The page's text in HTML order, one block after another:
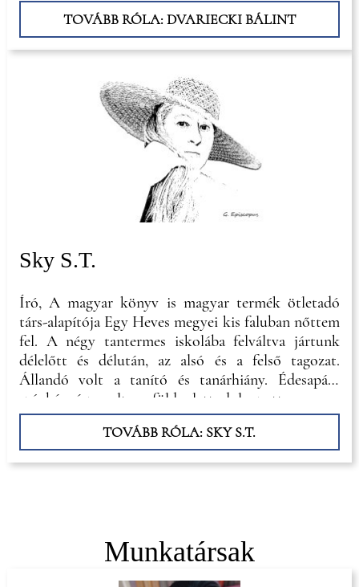
TOVÁBB RÓLA: DVARIECKI BÁLINT
Sky S.T.
Író, A magyar könyv is magyar termék ötletadó
társ-alapítója Egy Heves megyei kis faluban nőttem
fel. A négy tantermes iskolába felváltva jártunk
délelőtt és délután, az alsó és a felső tagozat.
Állandó volt a tanító és tanárhiány. Édesapám
szénbányász volt, a föld alatt dolgozott, nagyon
nehéz és veszélyes körülmények között, ezért
számára mindennél fontosabb volt, hogy a
gyermekei ennél többre vigyék. Édesanyám a
TOVÁBB RÓLA: SKY S.T.
Munkatársak